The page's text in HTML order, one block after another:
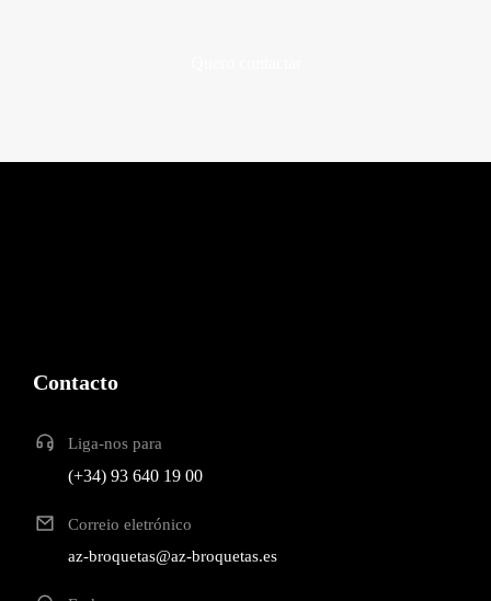
Contacto
Liga-nos para
(+34) 93 640 19 00
Correio eletrónico
az-broquetas@az-broquetas.es